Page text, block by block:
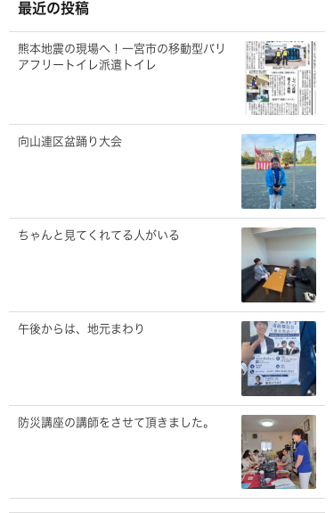
最近の投稿
熊本地震の現場へ！一宮市の移動型バリ
アフリートイレ派遣トイレ
向山連区盆踊り大会
ちゃんと見てくれてる人がいる
午後からは、地元まわり
防災講座の講師をさせて頂きました。